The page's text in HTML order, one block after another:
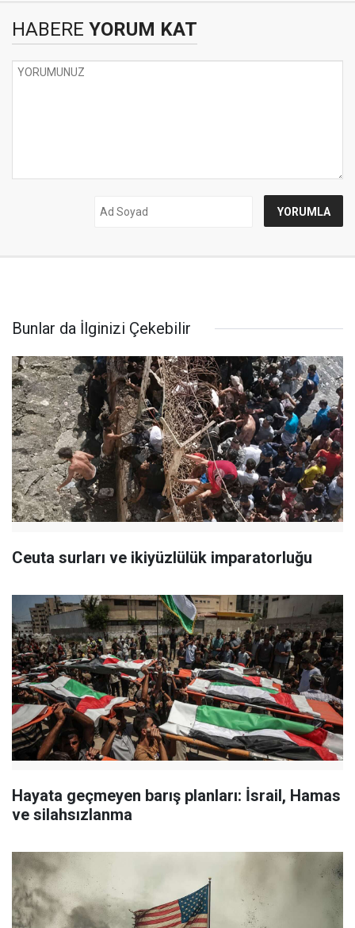
HABERE YORUM KAT
Bunlar da İlginizi Çekebilir
Ceuta surları ve ikiyüzlülük imparatorluğu
Hayata geçmeyen barış planları: İsrail, Hamas
ve silahsızlanma